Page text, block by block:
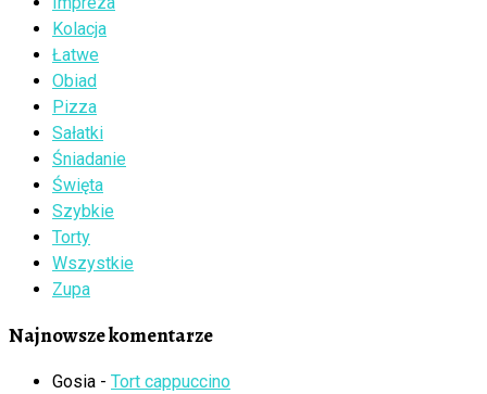
Kolacja
Łatwe
Obiad
Pizza
Sałatki
Śniadanie
Święta
Szybkie
Torty
Wszystkie
Zupa
Najnowsze komentarze
Gosia - Tort cappuccino